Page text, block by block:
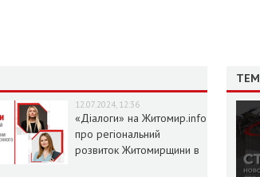
12.07.2024, 12:36
«Діалоги» на Житомир.info
про регіональний
розвиток Житомирщини в